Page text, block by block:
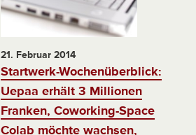
21. Februar 2014
Startwerk-Wochenüberblick:
Uepaa erhält 3 Millionen
Franken, Coworking-Space
Colab möchte wachsen,